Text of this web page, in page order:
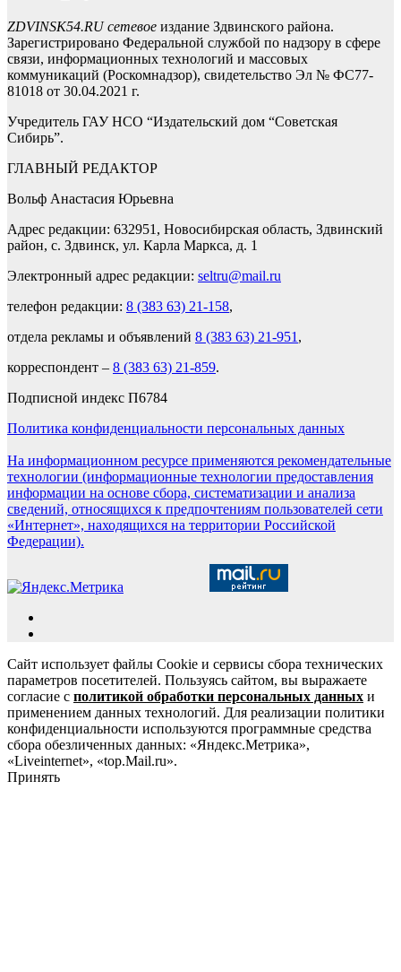
ZDVINSK54.RU сетевое издание Здвинского района.
Зарегистрировано Федеральной службой по надзору в сфере
связи, информационных технологий и массовых
коммуникаций (Роскомнадзор), свидетельство Эл № ФС77-
81018 от 30.04.2021 г.
Учредитель ГАУ НСО “Издательский дом “Советская
Сибирь”.
ГЛАВНЫЙ РЕДАКТОР
Вольф Анастасия Юрьевна
Адрес редакции: 632951, Новосибирская область, Здвинский
район, с. Здвинск, ул. Карла Маркса, д. 1
Электронный адрес редакции: seltru@mail.ru
телефон редакции: 8 (383 63) 21-158,
отдела рекламы и объявлений 8 (383 63) 21-951 ,
корреспондент – 8 (383 63) 21-859.
Подписной индекс П6784
Политика конфиденциальности персональных данных
На информационном ресурсе применяются рекомендательные
технологии (информационные технологии предоставления
информации на основе сбора, систематизации и анализа
сведений, относящихся к предпочтениям пользователей сети
«Интернет», находящихся на территории Российской
Федерации).
Сайт использует файлы Cookie и сервисы сбора технических
параметров посетителей. Пользуясь сайтом, вы выражаете
согласие с политикой обработки персональных данных и
применением данных технологий. Для реализации политики
конфиденциальности используются программные средства
сбора обезличенных данных: «Яндекс.Метрика»,
«Liveinternet», «top.Mail.ru».
Принять